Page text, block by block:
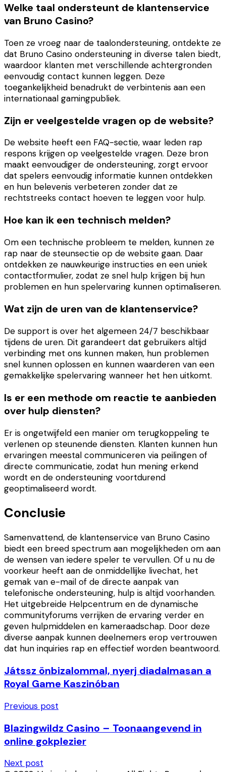
Welke taal ondersteunt de klantenservice
van Bruno Casino?
Toen ze vroeg naar de taalondersteuning, ontdekte ze
dat Bruno Casino ondersteuning in diverse talen biedt,
waardoor klanten met verschillende achtergronden
eenvoudig contact kunnen leggen. Deze
toegankelijkheid benadrukt de verbintenis aan een
internationaal gamingpubliek.
Zijn er veelgestelde vragen op de website?
De website heeft een FAQ-sectie, waar leden rap
respons krijgen op veelgestelde vragen. Deze bron
maakt eenvoudiger de ondersteuning, zorgt ervoor
dat spelers eenvoudig informatie kunnen ontdekken
en hun belevenis verbeteren zonder dat ze
rechtstreeks contact hoeven te leggen voor hulp.
Hoe kan ik een technisch melden?
Om een technische probleem te melden, kunnen ze
rap naar de steunsectie op de website gaan. Daar
ontdekken ze nauwkeurige instructies en een uniek
contactformulier, zodat ze snel hulp krijgen bij hun
problemen en hun spelervaring kunnen optimaliseren.
Wat zijn de uren van de klantenservice?
De support is over het algemeen 24/7 beschikbaar
tijdens de uren. Dit garandeert dat gebruikers altijd
verbinding met ons kunnen maken, hun problemen
snel kunnen oplossen en kunnen waarderen van een
gemakkelijke spelervaring wanneer het hen uitkomt.
Is er een methode om reactie te aanbieden
over hulp diensten?
Er is ongetwijfeld een manier om terugkoppeling te
verlenen op steunende diensten. Klanten kunnen hun
ervaringen meestal communiceren via peilingen of
directe communicatie, zodat hun mening erkend
wordt en de ondersteuning voortdurend
geoptimaliseerd wordt.
Conclusie
Samenvattend, de klantenservice van Bruno Casino
biedt een breed spectrum aan mogelijkheden om aan
de wensen van iedere speler te vervullen. Of u nu de
voorkeur heeft aan de onmiddellijke livechat, het
gemak van e-mail of de directe aanpak van
telefonische ondersteuning, hulp is altijd voorhanden.
Het uitgebreide Helpcentrum en de dynamische
communityforums verrijken de ervaring verder en
geven hulpmiddelen en kameraadschap. Door deze
diverse aanpak kunnen deelnemers erop vertrouwen
dat hun inquiries rap en effectief worden beantwoord.
Játssz önbizalommal, nyerj diadalmasan a
Royal Game Kaszinóban
Previous post
Blazingwildz Casino – Toonaangevend in
online gokplezier
Next post